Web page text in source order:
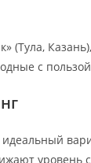
(Тула,
с